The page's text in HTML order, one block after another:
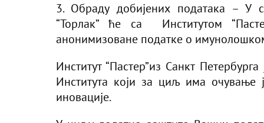
3. Обраду добијених података – У
“Торлак” ће са Институтом
анонимизоване податке о
Институт “Пастер”из Санкт
Института који за циљ има очување
иновације.